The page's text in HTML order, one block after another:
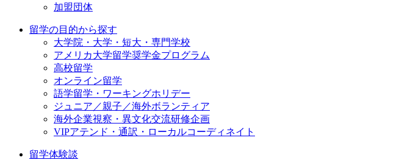
加盟団体
留学の目的から探す
大学院・大学・短大・専門学校
アメリカ大学留学奨学金プログラム
高校留学
オンライン留学
語学留学・ワーキングホリデー
ジュニア／親子／海外ボランティア
海外企業視察・異文化交流研修企画
VIPアテンド・通訳・ローカルコーディネイト
留学体験談